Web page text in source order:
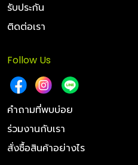
รับประกัน
ติดต่อเรา
Follow Us
คำถามที่พบบ่อย
ร่วมงานกับเรา
สั่งซื้อสินค้าอย่างไร